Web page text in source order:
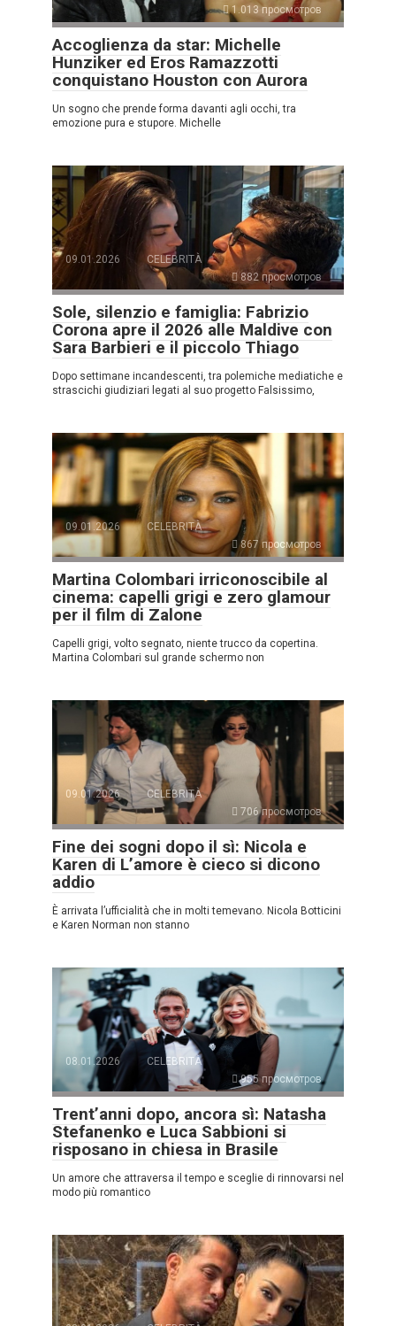
1.013 просмотров
Accoglienza da star: Michelle
Hunziker ed Eros Ramazzotti
conquistano Houston con Aurora
Un sogno che prende forma davanti agli occhi, tra
emozione pura e stupore. Michelle
09.01.2026
CELEBRITÀ
882 просмотров
Sole, silenzio e famiglia: Fabrizio
Corona apre il 2026 alle Maldive con
Sara Barbieri e il piccolo Thiago
Dopo settimane incandescenti, tra polemiche mediatiche e
strascichi giudiziari legati al suo progetto Falsissimo,
09.01.2026
CELEBRITÀ
867 просмотров
Martina Colombari irriconoscibile al
cinema: capelli grigi e zero glamour
per il film di Zalone
Capelli grigi, volto segnato, niente trucco da copertina.
Martina Colombari sul grande schermo non
09.01.2026
CELEBRITÀ
706 просмотров
Fine dei sogni dopo il sì: Nicola e
Karen di L’amore è cieco si dicono
addio
È arrivata l’ufficialità che in molti temevano. Nicola Botticini
e Karen Norman non stanno
08.01.2026
CELEBRITÀ
955 просмотров
Trent’anni dopo, ancora sì: Natasha
Stefanenko e Luca Sabbioni si
risposano in chiesa in Brasile
Un amore che attraversa il tempo e sceglie di rinnovarsi nel
modo più romantico